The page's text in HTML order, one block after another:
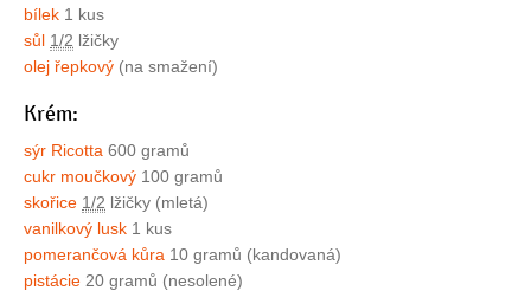
bílek 1 kus
sůl 1/2 lžičky
olej řepkový (na smažení)
Krém:
sýr Ricotta 600 gramů
cukr moučkový 100 gramů
skořice 1/2 lžičky (mletá)
vanilkový lusk 1 kus
pomerančová kůra 10 gramů (kandovaná)
pistácie 20 gramů (nesolené)